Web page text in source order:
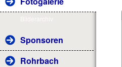
Sponsoren
Rohrbach